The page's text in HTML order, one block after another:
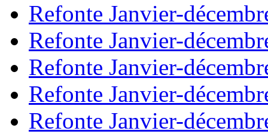
Refonte Janvier-
Refonte Janvier-
Refonte Janvier-
Refonte Janvier-
Refonte Janvier-